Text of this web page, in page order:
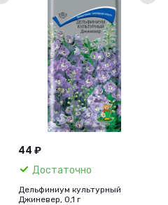
44 ₽
Достаточно
Дельфиниум культурный
Джиневер, 0,1 г